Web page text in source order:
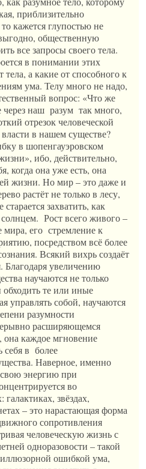
приблизительно
кажется глупостью не
общественную
все запросы своего тела.
в понимании этих
тела, а какие от способного к
ума. Телу много не надо,
вопрос: «Что же
через наш разум так много,
отрезок человеческой
в нашем существе?
в шопенгауэровском
ибо, действительно,
когда она уже есть, она
жизни. Но мир – это даже и
растёт не только в лесу,
захватить, как
Рост всего живого –
мира, его стремление к
посредством всё более
Всякий вихрь создаёт
Благодаря увеличению
научаются не только
обходить те или иные
управлять собой, научаются
разумности
расширяющемся
она каждое мгновение
себя в более
Наверное, именно
энергию при
во
звёздах,
– это нарастающая форма
сопротивления
человеческую жизнь с
одноразовости – такой
иллюзорной ошибкой ума,